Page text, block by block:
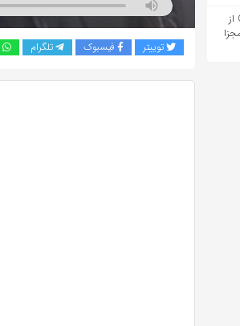
آهنگ انگلیسی Goodbye My BAby از
توییتر فیسبوک تلگرام